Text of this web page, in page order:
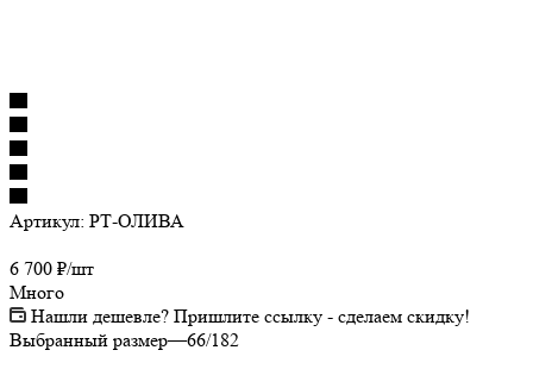
Артикул: РТ-ОЛИВА
6 700 ₽/шт
Много
Нашли дешевле? Пришлите ссылку - сделаем скидку!
Выбранный размер—66/182